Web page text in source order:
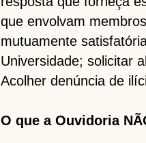
que envolvam
mutuamente
Universidade; solicitar
Acolher denúncia de
O que a Ouvidoria